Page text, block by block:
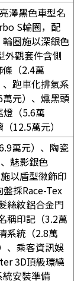
澤黑色車型名
S輪圈，配
圈施以深銀色
外觀套件含側
（2.4萬
跑車化排氣系
元）、燻黑頭
（5.6萬
12.5萬元）
萬元）、陶瓷
魅影銀色
以盾型徽飾印
採Race-Tex
絲紋鋁合金門
稱印記（3.2萬
系統（2.8萬
、乘客資訊娛
3D頂級環繞
安裝準備